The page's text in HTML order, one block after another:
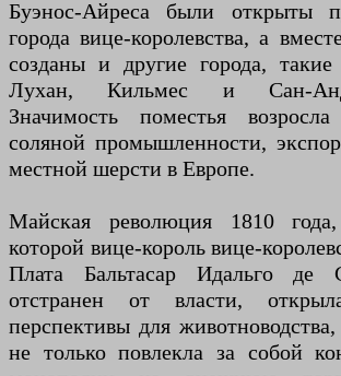
Буэнос-Айреса были открыты
города вице-королевства, а
созданы и другие города, такие
Лухан, Кильмес и Сан-
Значимость поместья
соляной промышленности,
местной шерсти в Европе.
Майская революция 1810 года,
которой вице-король вице-
Плата Бальтасар Идальго де
отстранен от власти,
перспективы для
не только повлекла за собой